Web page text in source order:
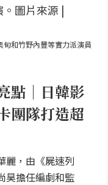
和竹野內豐等實力派演員
點｜日韓影
團隊打造超
麗，由《屍速列
昊擔任編劇和監